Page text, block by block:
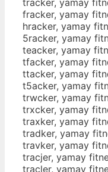
fracker, yamay
hracker, yamay
5racker, yamay
teacker, yamay
tfacker, yamay
ttacker, yamay
t5acker, yamay
trwcker, yamay
trxcker, yamay
traxker, yamay
tradker, yamay
travker, yamay
tracjer, yamay
tracler, yamay